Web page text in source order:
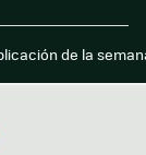
de la